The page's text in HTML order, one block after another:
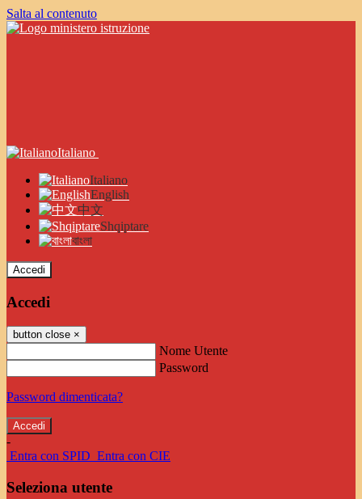
Salta al contenuto
Italiano
Italiano
English
中文
Shqiptare
বাংলা
Accedi
Accedi
button close ×
Nome Utente
Password
Password dimenticata?
-
Entra con SPID Entra con CIE
Seleziona utente